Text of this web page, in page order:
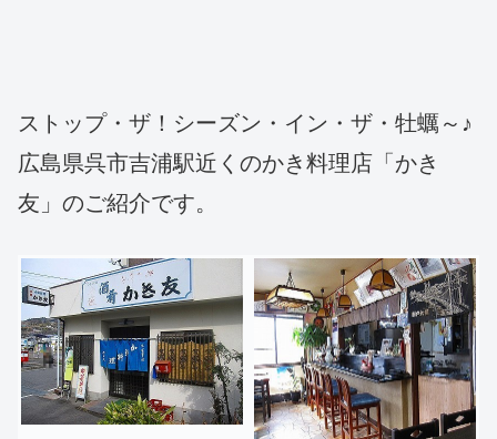
ストップ・ザ！シーズン・イン・ザ・牡蠣～♪
広島県呉市吉浦駅近くのかき料理店「かき
友」のご紹介です。